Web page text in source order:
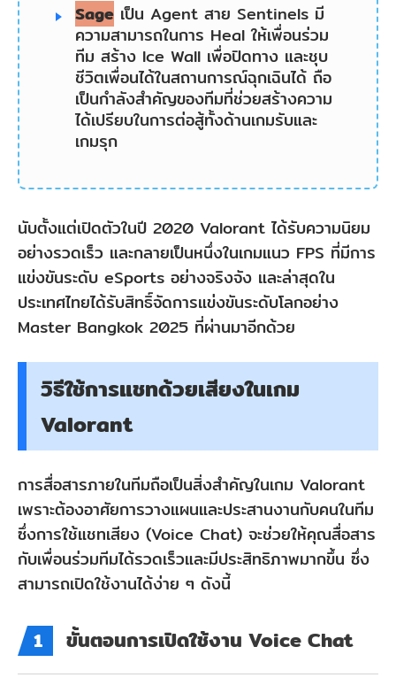
คน)
ส่วน
เครื่อง
ช่วย
ให้
แช
ท
เสียง
ใน
Valorant
สนุก
ขึ้น
ด้วย
MagicMic
ส่วน
ที่
วิธี
Sage เป็น Agent สาย Sentinels มี
ความสามารถในการ Heal ให้เพื่อนร่วม
ทีม สร้าง Ice Wall เพื่อปิดทาง และชุบ
ชีวิตเพื่อนได้ในสถานการณ์ฉุกเฉินได้ ถือ
เป็นกำลังสำคัญของทีมที่ช่วยสร้างความ
ได้เปรียบในการต่อสู้ทั้งด้านเกมรับและ
เกมรุก
นับตั้งแต่เปิดตัวในปี 2020 Valorant ได้รับความนิยม
อย่างรวดเร็ว และกลายเป็นหนึ่งในเกมแนว FPS ที่มีการ
แข่งขันระดับ eSports อย่างจริงจัง และล่าสุดใน
ประเทศไทยได้รับสิทธิ์จัดการแข่งขันระดับโลกอย่าง
Master Bangkok 2025 ที่ผ่านมาอีกด้วย
วิธีใช้การแชทด้วยเสียงในเกม
Valorant
การสื่อสารภายในทีมถือเป็นสิ่งสำคัญในเกม Valorant
เพราะต้องอาศัยการวางแผนและประสานงานกับคนในทีม
ซึ่งการใช้แชทเสียง (Voice Chat) จะช่วยให้คุณสื่อสาร
กับเพื่อนร่วมทีมได้รวดเร็วและมีประสิทธิภาพมากขึ้น ซึ่ง
สามารถเปิดใช้งานได้ง่าย ๆ ดังนี้
1 ขั้นตอนการเปิดใช้งาน Voice Chat